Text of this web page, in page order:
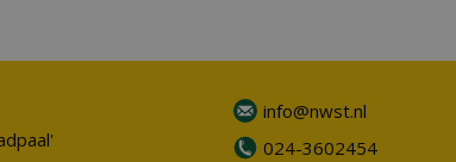
info@nwst.nl
024-3602454